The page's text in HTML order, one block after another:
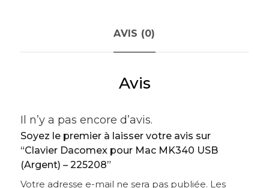
AVIS (0)
Avis
Il n’y a pas encore d’avis.
Soyez le premier à laisser votre avis sur
“Clavier Dacomex pour Mac MK340 USB
(Argent) – 225208”
Votre adresse e-mail ne sera pas publiée. Les